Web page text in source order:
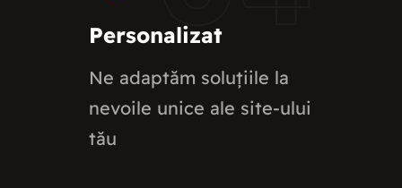
Personalizat
Ne adaptăm soluțiile la
nevoile unice ale site-ului
tău